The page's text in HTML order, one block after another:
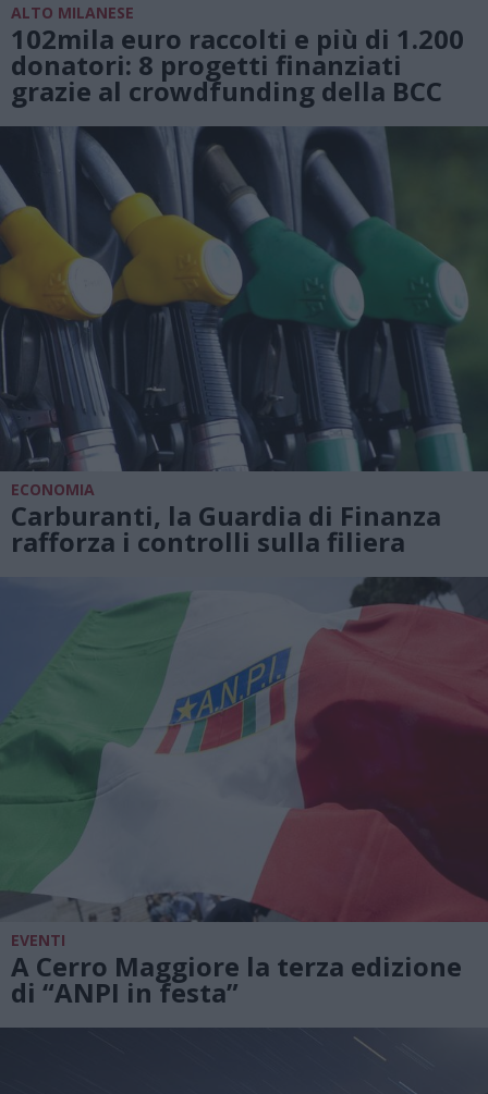
ALTO MILANESE
102mila euro raccolti e più di 1.200
donatori: 8 progetti finanziati
grazie al crowdfunding della BCC
ECONOMIA
Carburanti, la Guardia di Finanza
rafforza i controlli sulla filiera
EVENTI
A Cerro Maggiore la terza edizione
di “ANPI in festa”